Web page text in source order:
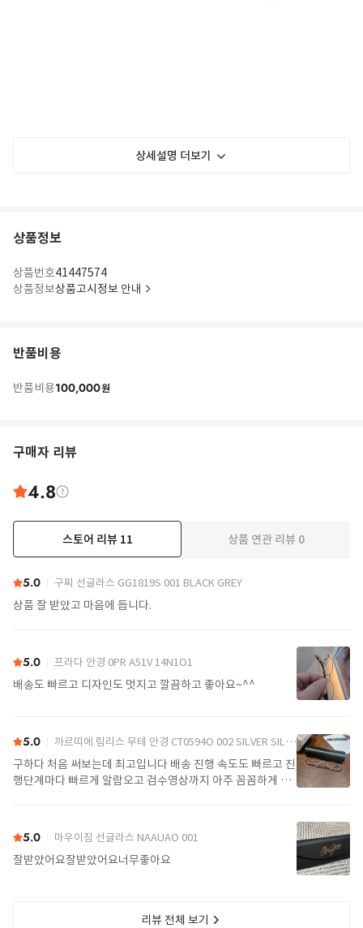
상세설명 더보기
상품정보
상품번호41447574
상품정보상품고시정보 안내
반품비용
반품비용100,000원
구매자 리뷰
4.8
스토어 리뷰 11 상품 연관 리뷰 0
5.0 구찌 선글라스 GG1819S 001 BLACK GREY
상품 잘 받았고 마음에 듭니다.
5.0 프라다 안경 0PR A51V 14N1O1
배송도 빠르고 디자인도 멋지고 깔끔하고 좋아요~^^
5.0 까르띠에 림리스 무테 안경 CT0594O 002 SILVER SILVER TRANSPARENT
구하다 처음 써보는데 최고입니다 배송 진행 속도도 빠르고 진
행단계마다 빠르게 알람오고 검수영상까지 아주 꼼꼼하게 찍
5.0 마우이짐 선글라스 NAAUAO 001
잘받았어요잘받았어요너무좋아요
리뷰 전체 보기